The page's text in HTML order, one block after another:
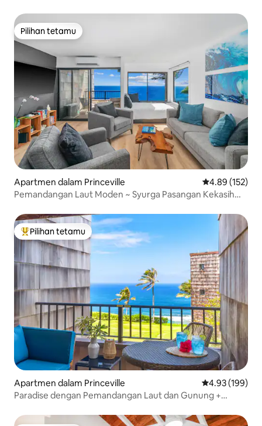
Pilihan tetamu
Pilihan tetamu
Apartmen dalam Princeville Penarafan
4.89 (152)
Pemandangan Laut Moden ~ Syurga Pasangan Kekasih
Pilihan utama tetamu
Pilihan tetamu
Apartmen dalam Princeville Penarafan
4.93 (199)
Paradise dengan Pemandangan Laut dan Gunung +